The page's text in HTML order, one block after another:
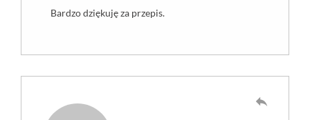
Bardzo dziękuję za przepis.
reply